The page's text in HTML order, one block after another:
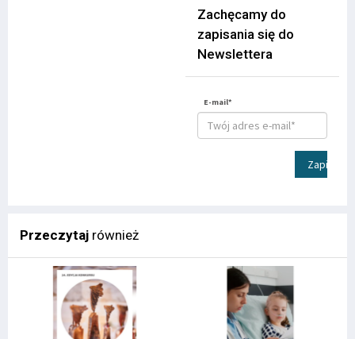
Zachęcamy do
zapisania się do
Newslettera
E-mail*
Zapisz
Przeczytaj również